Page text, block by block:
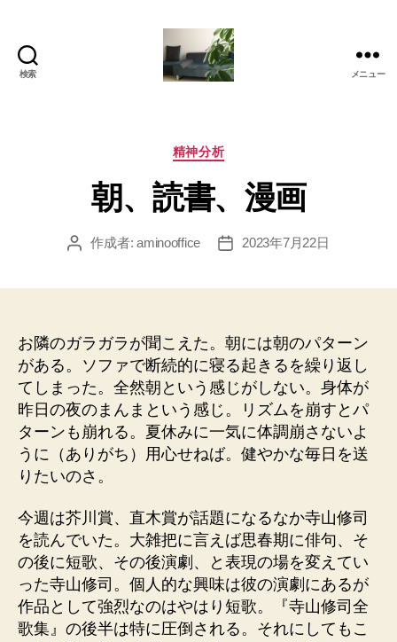
検索
美
か
も
あ
の
グ
メニュー
カ
ゴ
リ
精神分析
朝、読書、漫画
投
作成者:aminooffice
投
2023年7月22日
お隣のガラガラが聞こえた。朝には朝のパターン
がある。ソファで断続的に寝る起きるを繰り返し
てしまった。全然朝という感じがしない。身体が
昨日の夜のまんまという感じ。リズムを崩すとパ
ターンも崩れる。夏休みに一気に体調崩さないよ
うに（ありがち）用心せねば。健やかな毎日を送
りたいのさ。
今週は芥川賞、直木賞が話題になるなか寺山修司
を読んでいた。大雑把に言えば思春期に俳句、そ
の後に短歌、その後演劇、と表現の場を変えてい
った寺山修司。個人的な興味は彼の演劇にあるが
作品として強烈なのはやはり短歌。『寺山修司全
歌集』の後半は特に圧倒される。それにしてもこ